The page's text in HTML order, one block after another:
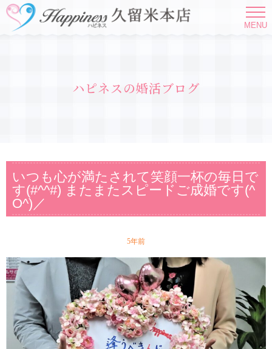
MENU
ハピネスの婚活ブログ
いつも心が満たされて笑顔一杯の毎日で
す(#^^#) またまたスピードご成婚です(^
O^)／
5年前